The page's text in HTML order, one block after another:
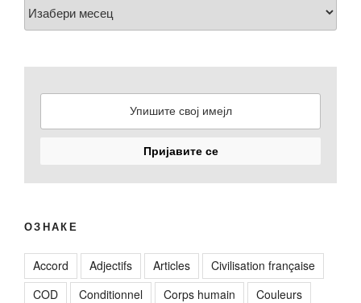
ОЗНАКЕ
Accord Adjectifs Articles
Civilisation française
COD
Conditionnel Corps humain
Couleurs